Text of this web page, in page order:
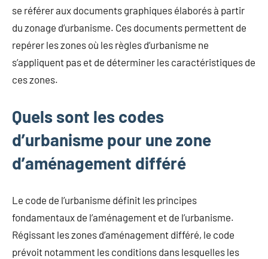
se référer aux documents graphiques élaborés à partir
du zonage d’urbanisme. Ces documents permettent de
repérer les zones où les règles d’urbanisme ne
s’appliquent pas et de déterminer les caractéristiques de
ces zones.
Quels sont les codes
d’urbanisme pour une zone
d’aménagement différé
Le code de l’urbanisme définit les principes
fondamentaux de l’aménagement et de l’urbanisme.
Régissant les zones d’aménagement différé, le code
prévoit notamment les conditions dans lesquelles les